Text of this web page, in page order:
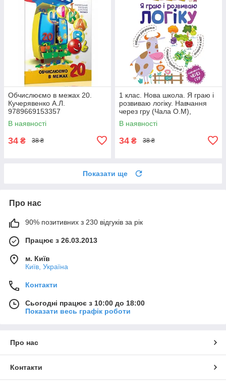
Обчислюємо в межах 20.
Кучерявенко А.Л.
9789669153357
В наявності
34 ₴ 38 ₴
1 клас. Нова школа. Я граю і
розвиваю логіку. Навчання
через гру (Чала О.М),
Торсинг
В наявності
34 ₴ 38 ₴
Показати ще
Про нас
90% позитивних з 230 відгуків за рік
Працює з 26.03.2013
м. Київ
Київ, Україна
Контакти
Сьогодні працює з 10:00 до 18:00
Показати весь графік роботи
Про нас
Контакти